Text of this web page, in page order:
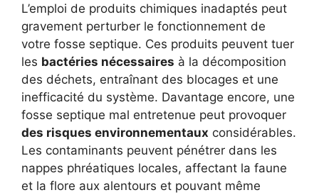
L’emploi de produits chimiques inadaptés peut
gravement perturber le fonctionnement de
votre fosse septique. Ces produits peuvent tuer
les bactéries nécessaires à la décomposition
des déchets, entraînant des blocages et une
inefficacité du système. Davantage encore, une
fosse septique mal entretenue peut provoquer
des risques environnementaux considérables.
Les contaminants peuvent pénétrer dans les
nappes phréatiques locales, affectant la faune
et la flore aux alentours et pouvant même